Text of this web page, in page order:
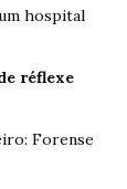
hospital
réflexe
Forense